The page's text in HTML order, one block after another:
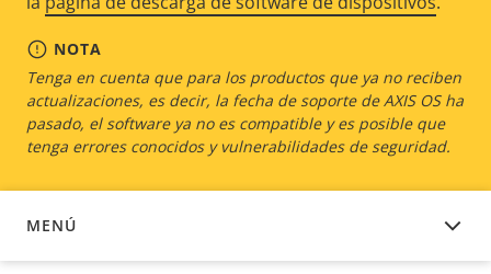
NOTA
Tenga en cuenta que para los productos que ya no reciben
actualizaciones, es decir, la fecha de soporte de AXIS OS ha
pasado, el software ya no es compatible y es posible que
tenga errores conocidos y vulnerabilidades de seguridad.
MENÚ
SOFTWARE DEL DISPOSITIVO